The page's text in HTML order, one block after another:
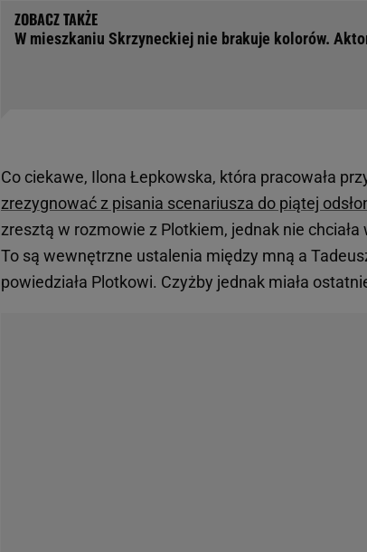
W mieszkaniu Skrzyneckiej nie brakuje kolorów.
Co ciekawe, Ilona Łepkowska, która pracowała
zrezygnować z pisania scenariusza do piątej
zresztą w rozmowie z Plotkiem, jednak nie chciała
To są wewnętrzne ustalenia między mną a
powiedziała Plotkowi. Czyżby jednak miała